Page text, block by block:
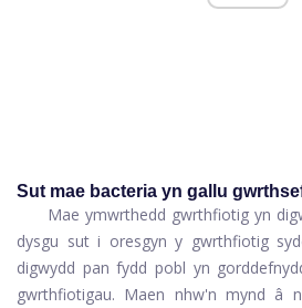
Sut mae bacteria yn gallu
Mae ymwrthedd gwrthfiotig yn
dysgu sut i oresgyn y gwrthfiotig
digwydd pan fydd pobl yn
gwrthfiotigau. Maen nhw'n mynd â